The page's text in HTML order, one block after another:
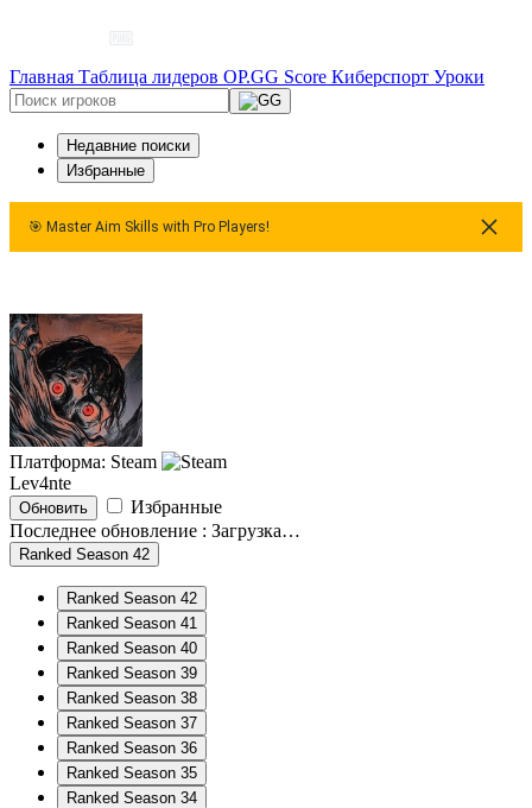
Главная Таблица лидеров OP.GG Score Киберспорт Уроки
Недавние поиски
Избранные
🎯 Master Aim Skills with Pro Players!
Платформа: Steam
Lev4nte
Обновить
Избранные
Последнее обновление : Загрузка…
Ranked Season 42
Ranked Season 42
Ranked Season 41
Ranked Season 40
Ranked Season 39
Ranked Season 38
Ranked Season 37
Ranked Season 36
Ranked Season 35
Ranked Season 34